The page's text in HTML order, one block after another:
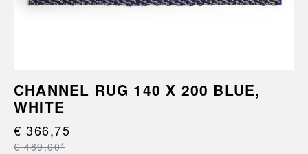
CHANNEL RUG 140 X 200 BLUE,
WHITE
€ 366,75
€ 489,00*